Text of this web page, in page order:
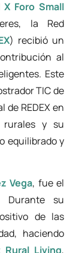
X Foro Small
la Red
) recibió un
al
Este
TIC de
de REDEX en
rurales y su
equilibrado y
Vega, fue el
Durante su
de las
haciendo
Rural Living,